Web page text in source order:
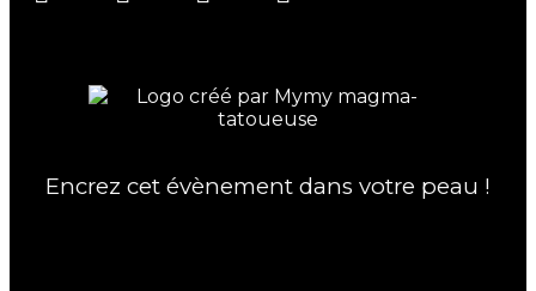
Encrez cet évènement dans votre peau !